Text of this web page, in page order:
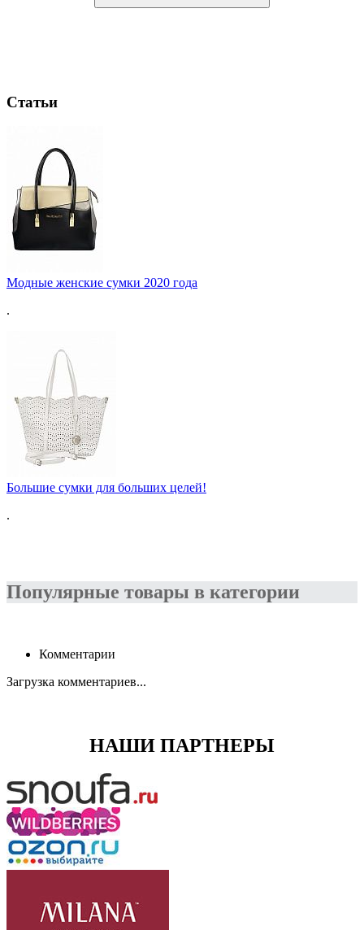
Статьи
Модные женские сумки 2020 года
.
Большие сумки для больших целей!
.
Популярные товары в категории
Комментарии
Загрузка комментариев...
НАШИ ПАРТНЕРЫ